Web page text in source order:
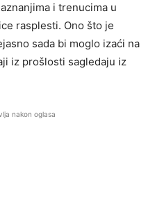
i trenucima u
rasplesti. Ono što je
sada bi moglo izaći na
iz prošlosti sagledaju iz
nakon oglasa